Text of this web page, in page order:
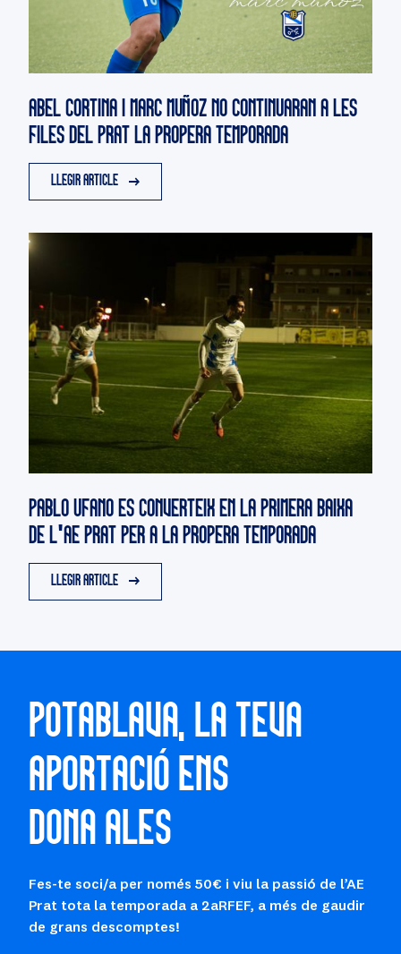
ABEL CORTINA I MARC MUÑOZ NO CONTINUARAN A LES
FILES DEL PRAT LA PROPERA TEMPORADA
LLEGIR ARTICLE
PABLO UFANO ES CONVERTEIX EN LA PRIMERA BAIXA
DE L'AE PRAT PER A LA PROPERA TEMPORADA
LLEGIR ARTICLE
POTABLAVA, LA TEVA
APORTACIÓ ENS
DONA ALES
Fes-te soci/a per només 50€ i viu la passió de l’AE
Prat tota la temporada a 2aRFEF, a més de gaudir
de grans descomptes!